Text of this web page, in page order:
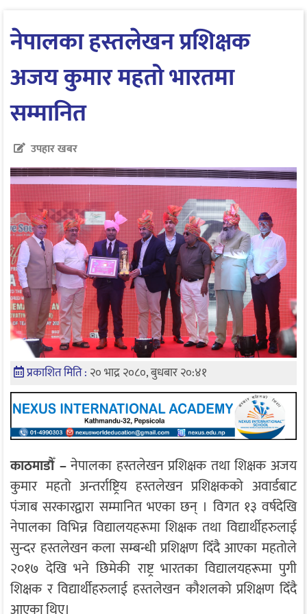
नेपालका हस्तलेखन प्रशिक्षक
अजय कुमार महतो भारतमा
सम्मानित
उपहार खबर
प्रकाशित मिति : २० भाद्र २०८०, बुधबार २०:४१
काठमाडौँ –नेपालका हस्तलेखन प्रशिक्षक तथा शिक्षक अजय
कुमार महतो अन्तर्राष्ट्रिय हस्तलेखन प्रशिक्षकको अवार्डबाट
पंजाब सरकारद्वारा सम्मानित भएका छन् । विगत १३ वर्षदेखि
नेपालका विभिन्न विद्यालयहरूमा शिक्षक तथा विद्यार्थीहरुलाई
सुन्दर हस्तलेखन कला सम्बन्धी प्रशिक्षण दिँदै आएका महतोले
२०१७ देखि भने छिमेकी राष्ट्र भारतका विद्यालयहरूमा पुगी
शिक्षक र विद्यार्थीहरुलाई हस्तलेखन कौशलको प्रशिक्षण दिँदै